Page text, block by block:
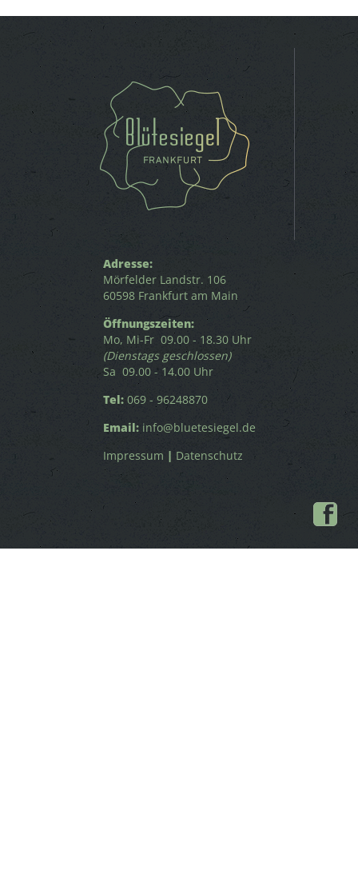
Adresse:
Mörfelder Landstr. 106
60598 Frankfurt am Main
Öffnungszeiten:
Mo, Mi-Fr 09.00 - 18.30 Uhr
(Dienstags geschlossen)
Sa 09.00 - 14.00 Uhr
Tel: 069 - 96248870
Email: info@bluetesiegel.de
Impressum | Datenschutz